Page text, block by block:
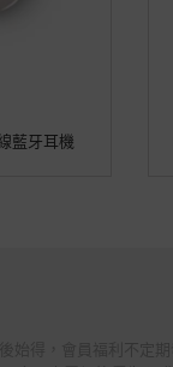
藍牙耳機